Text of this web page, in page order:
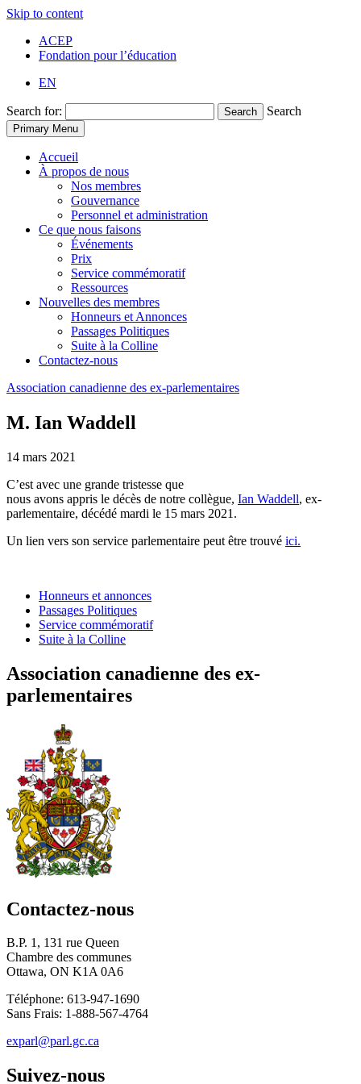
Skip to content
ACEP
Fondation pour l’éducation
EN
Search for: Search Search
Primary Menu
Accueil
À propos de nous
Nos membres
Gouvernance
Personnel et administration
Ce que nous faisons
Événements
Prix
Service commémoratif
Ressources
Nouvelles des membres
Honneurs et Annonces
Passages Politiques
Suite à la Colline
Contactez-nous
Association canadienne des ex-parlementaires
M. Ian Waddell
14 mars 2021
C’est avec une grande tristesse que
nous avons appris le décès de notre collègue, Ian Waddell, ex-
parlementaire, décédé mardi le 15 mars 2021.
Un lien vers son service parlementaire peut être trouvé ici.
Honneurs et annonces
Passages Politiques
Service commémoratif
Suite à la Colline
Association canadienne des ex-
parlementaires
Contactez-nous
B.P. 1, 131 rue Queen
Chambre des communes
Ottawa, ON K1A 0A6
Téléphone: 613-947-1690
Sans Frais: 1-888-567-4764
exparl@parl.gc.ca
Suivez-nous